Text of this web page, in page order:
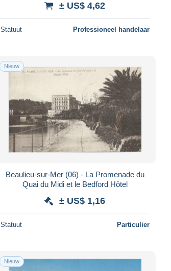
± US$ 4,62
Statuut Professioneel handelaar
Nieuw
Beaulieu-sur-Mer (06) - La Promenade du
Quai du Midi et le Bedford Hôtel
± US$ 1,16
Statuut Particulier
Nieuw